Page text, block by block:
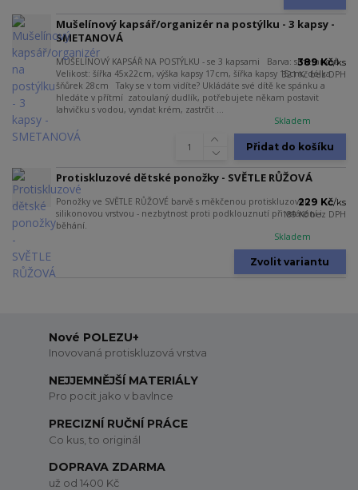
Mušelínový kapsář/organizér na postýlku - 3 kapsy -
SMETANOVÁ
MUŠELÍNOVÝ KAPSÁŘ NA POSTÝLKU - se 3 kapsami Barva: smetanová
Velikost: šířka 45x22cm, výška kapsy 17cm, šířka kapsy 15cm, délka
šňůrek 28cm Taky se v tom vidíte? Ukládáte své dítě ke spánku a
hledáte v přítmí zatoulaný dudlík, potřebujete někam postavit
lahvičku s vodou, vyndat krém, zastrčit ...
389 Kč/ks
321 Kčbez DPH
Skladem
Přidat do košíku
Protiskluzové dětské ponožky - SVĚTLE RŮŽOVÁ
Ponožky ve SVĚTLE RŮŽOVÉ barvě s měkčenou protiskluzovou
silikonovou vrstvou - nezbytnost proti podklouznutí při vstávání i
běhání.
229 Kč/ks
189 Kčbez DPH
Skladem
Zvolit variantu
Nové POLEZU+
Inovovaná protiskluzová vrstva
NEJJEMNĚJŠÍ MATERIÁLY
Pro pocit jako v bavlnce
PRECIZNÍ RUČNÍ PRÁCE
Co kus, to originál
DOPRAVA ZDARMA
už od 1400 Kč